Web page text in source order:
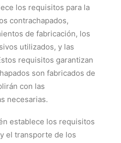
los requisitos para la
contrachapados,
de fabricación, los
utilizados, y las
requisitos garantizan
son fabricados de
con las
necesarias.
establece los requisitos
el transporte de los